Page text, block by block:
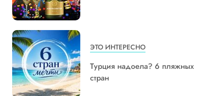
ЭТО ИНТЕРЕСНО
Турция надоела? 6 пляжных
стран